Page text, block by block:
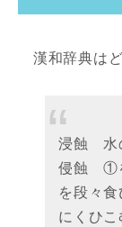
漢和辞典は
浸蝕 水
侵蝕 ①
を段々
にくひ